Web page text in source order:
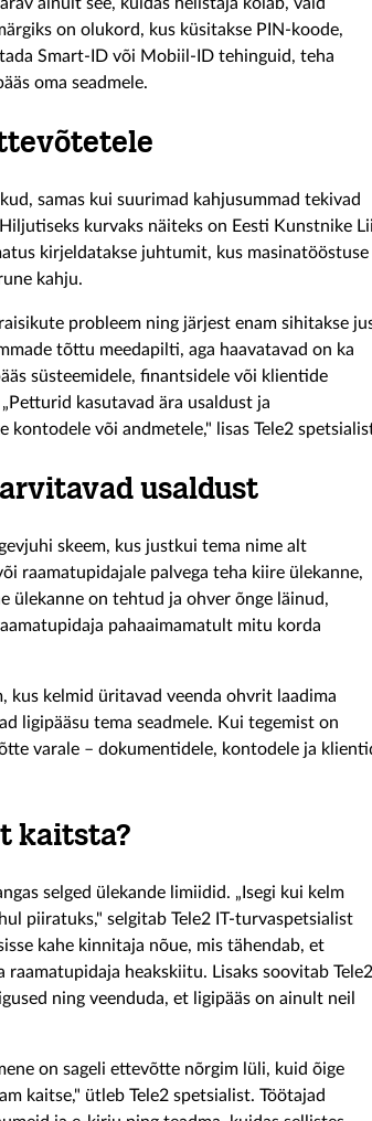
on olukord, kus küsitakse PIN-koode,
Smart-ID või Mobiil-ID tehinguid, teha
oma seadmele.
samas kui suurimad kahjusummad tekivad
kurvaks näiteks on Eesti Kunstnike
kirjeldatakse juhtumit, kus masinatööstuse
kahju.
probleem ning järjest enam sihitakse
tõttu meedapilti, aga haavatavad on ka
süsteemidele, finantsidele või klientide
kasutavad ära usaldust ja
või andmetele," lisas Tele2
usaldust
skeem, kus justkui tema nime alt
raamatupidajale palvega teha kiire ülekanne,
ülekanne on tehtud ja ohver õnge läinud,
pahaaimamatult mitu korda
kus kelmid üritavad veenda ohvrit laadima
ligipääsu tema seadmele. Kui tegemist on
varale – dokumentidele, kontodele ja
kaitsta?
selged ülekande limiidid. „Isegi kui kelm
piiratuks," selgitab Tele2 IT-turvaspetsialist
kahe kinnitaja nõue, mis tähendab, et
heakskiitu. Lisaks soovitab Tele2
ning veenduda, et ligipääs on ainult neil
on sageli ettevõtte nõrgim lüli, kuid õige
kaitse," ütleb Tele2 spetsialist. Töötajad